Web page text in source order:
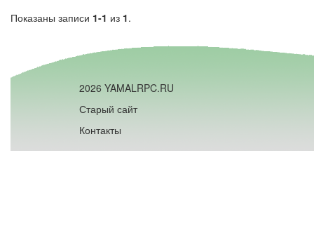
Показаны записи 1-1 из 1.
2026 YAMALRPC.RU
Старый сайт
Контакты